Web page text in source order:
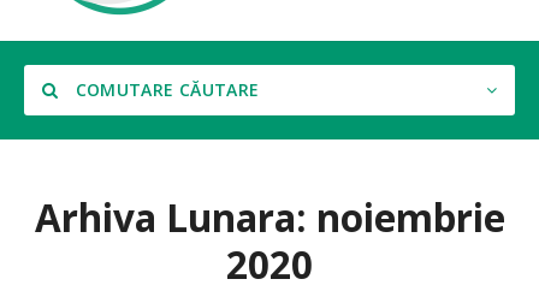
COMUTARE CĂUTARE
Arhiva Lunara: noiembrie
2020